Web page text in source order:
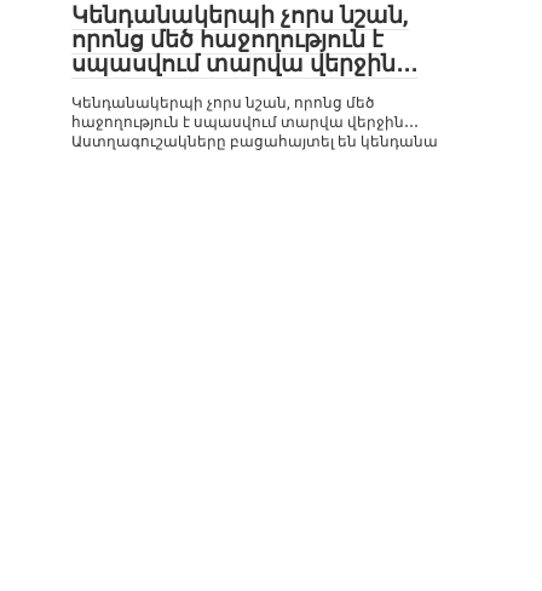
Կենդանակերպի չորս նշան,
որոնց մեծ հաջողություն է
սպասվում տարվա վերջին․․․
Կենդանակերպի չորս նշան, որոնց մեծ
հաջողություն է սպասվում տարվա վերջին․․․
Աստղագուշակները բացահայտել են կենդանա